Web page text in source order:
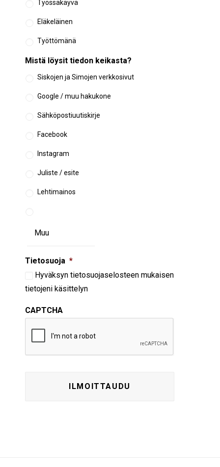
Työssäkäyvä
Eläkeläinen
Työttömänä
Mistä löysit tiedon keikasta?
Siskojen ja Simojen verkkosivut
Google / muu hakukone
Sähköpostiuutiskirje
Facebook
Instagram
Juliste / esite
Lehtimainos
Tietosuoja *
Hyväksyn tietosuojaselosteen mukaisen
tietojeni käsittelyn
CAPTCHA